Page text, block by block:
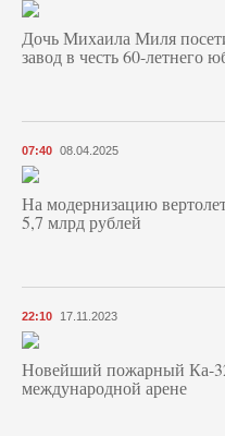
Дочь Михаила Миля
завод в честь 60-летнего
07:40 08.04.2025
На модернизацию
5,7 млрд рублей
22:10 17.11.2023
Новейший пожарный Ка-
международной арене